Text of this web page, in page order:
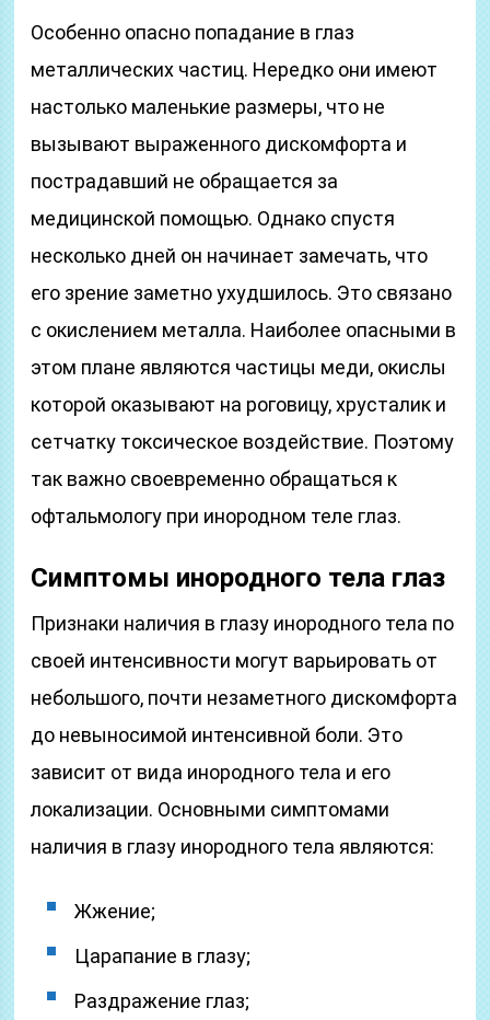
Особенно опасно попадание в глаз
металлических частиц. Нередко они имеют
настолько маленькие размеры, что не
вызывают выраженного дискомфорта и
пострадавший не обращается за
медицинской помощью. Однако спустя
несколько дней он начинает замечать, что
его зрение заметно ухудшилось. Это связано
с окислением металла. Наиболее опасными в
этом плане являются частицы меди, окислы
которой оказывают на роговицу, хрусталик и
сетчатку токсическое воздействие. Поэтому
так важно своевременно обращаться к
офтальмологу при инородном теле глаз.
Симптомы инородного тела глаз
Признаки наличия в глазу инородного тела по
своей интенсивности могут варьировать от
небольшого, почти незаметного дискомфорта
до невыносимой интенсивной боли. Это
зависит от вида инородного тела и его
локализации. Основными симптомами
наличия в глазу инородного тела являются:
Жжение;
Царапание в глазу;
Раздражение глаз;